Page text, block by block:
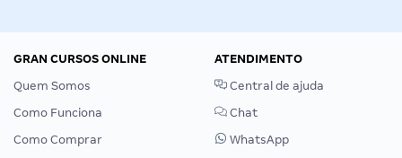
GRAN CURSOS ONLINE
Quem Somos
Como Funciona
Como Comprar
ATENDIMENTO
Central de ajuda
Chat
WhatsApp